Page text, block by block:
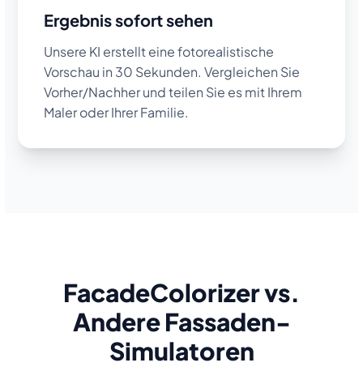
Ergebnis sofort sehen
Unsere KI erstellt eine fotorealistische
Vorschau in 30 Sekunden. Vergleichen Sie
Vorher/Nachher und teilen Sie es mit Ihrem
Maler oder Ihrer Familie.
FacadeColorizer vs.
Andere Fassaden-
Simulatoren